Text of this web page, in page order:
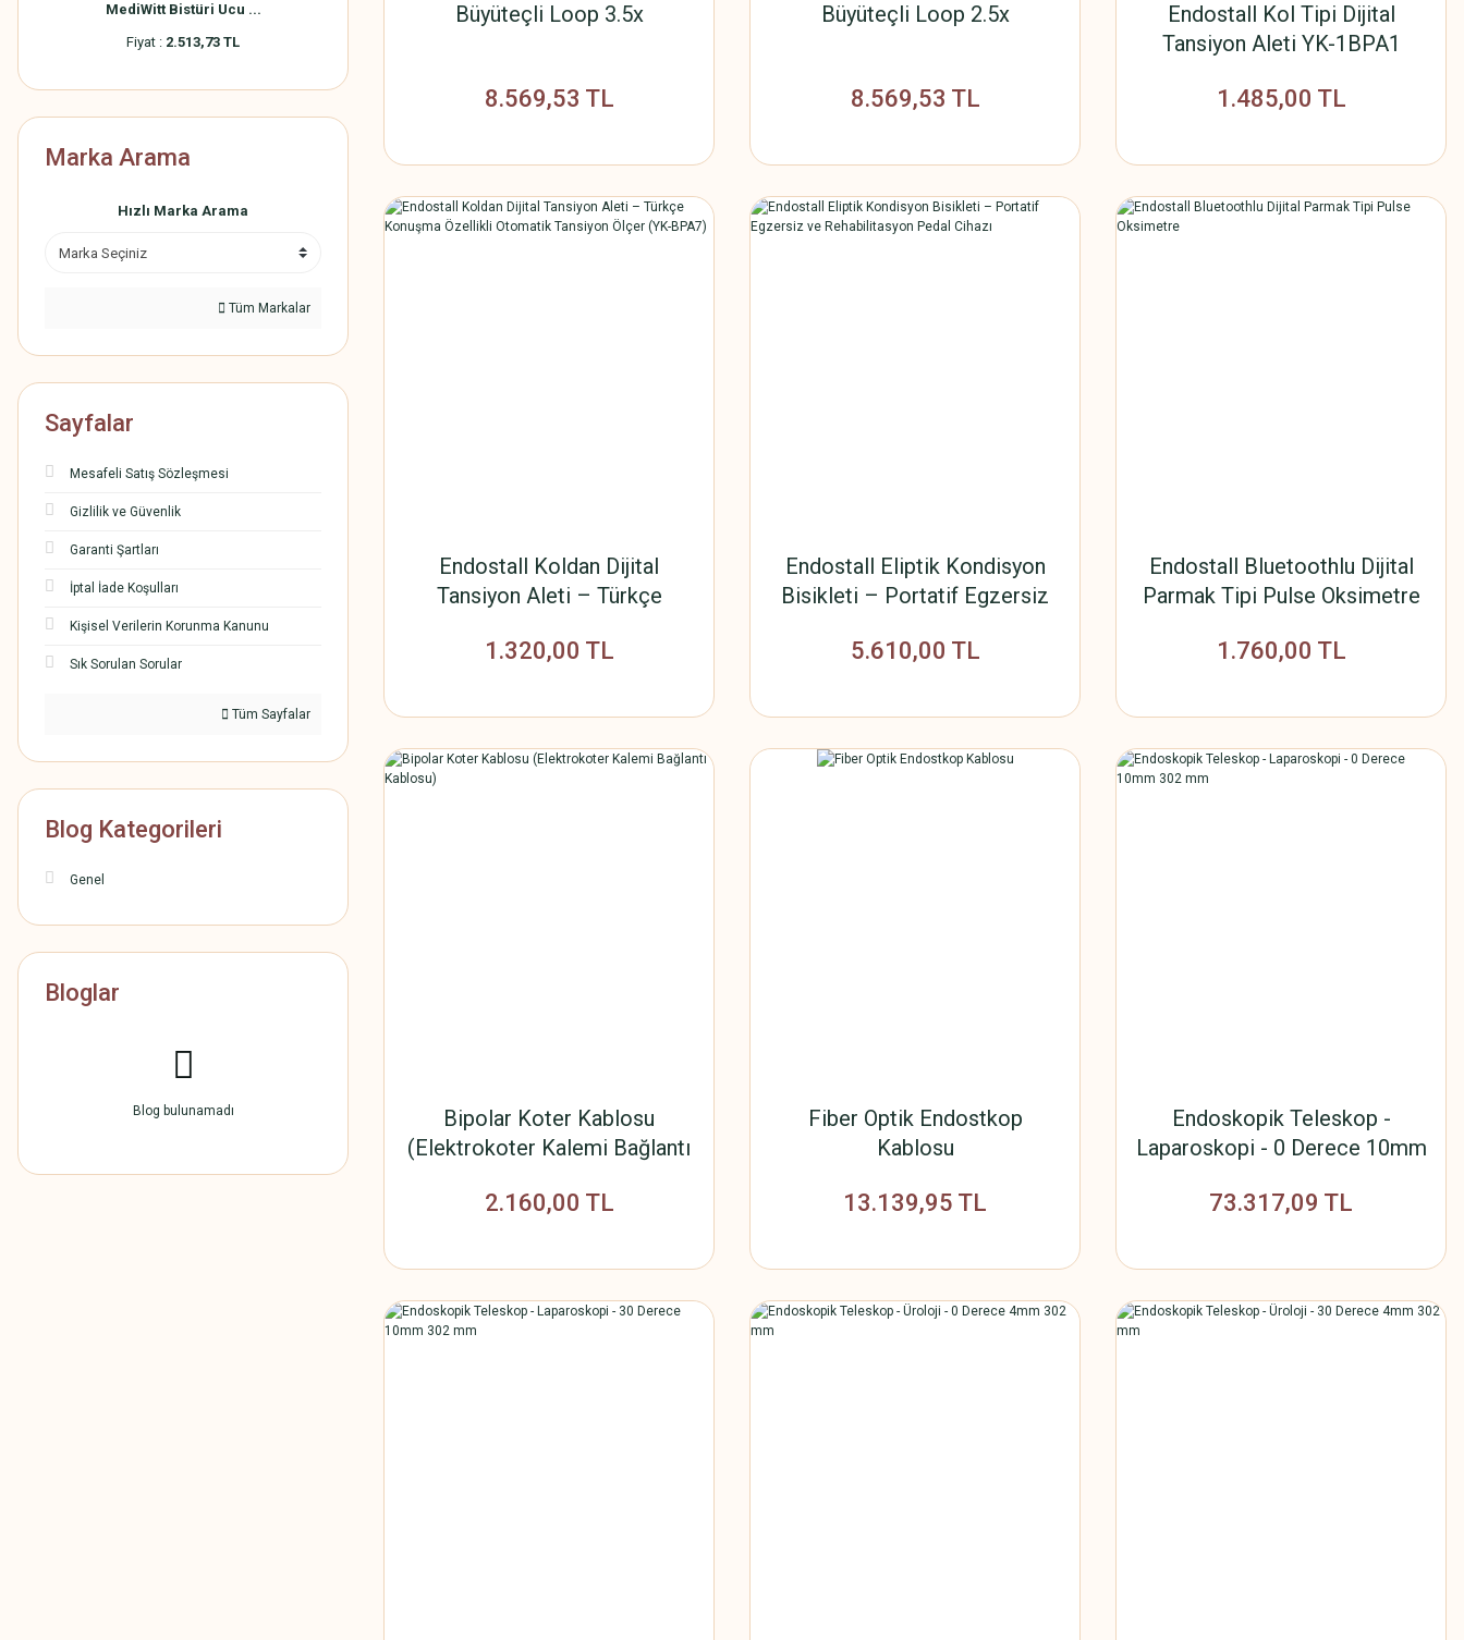
MediWitt Bistüri Ucu ...
Fiyat : 2.513,73 TL
Marka Arama
Hızlı Marka Arama
Tüm Markalar
Sayfalar
Mesafeli Satış Sözleşmesi
Gizlilik ve Güvenlik
Garanti Şartları
İptal İade Koşulları
Kişisel Verilerin Korunma Kanunu
Sık Sorulan Sorular
Tüm Sayfalar
Blog Kategorileri
Genel
Bloglar
Blog bulunamadı
Büyüteçli Loop 3.5x
8.569,53 TL
Büyüteçli Loop 2.5x
8.569,53 TL
Endostall Kol Tipi Dijital
Tansiyon Aleti YK-1BPA1
1.485,00 TL
Endostall Koldan Dijital
Tansiyon Aleti – Türkçe
Tansiyon Ölçer (YK-BPA7)
1.320,00 TL
Endostall Eliptik Kondisyon
Bisikleti – Portatif Egzersiz
5.610,00 TL
Endostall Bluetoothlu Dijital
Parmak Tipi Pulse Oksimetre
1.760,00 TL
Bipolar Koter Kablosu
(Elektrokoter Kalemi Bağlantı
2.160,00 TL
Fiber Optik Endostkop
Kablosu
13.139,95 TL
Endoskopik Teleskop -
Laparoskopi - 0 Derece 10mm
73.317,09 TL